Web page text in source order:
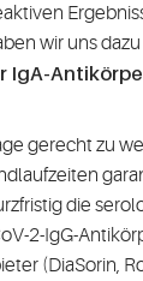
wir uns
IgA-
gerecht zu
die
2-IgG-
(DiaSorin,